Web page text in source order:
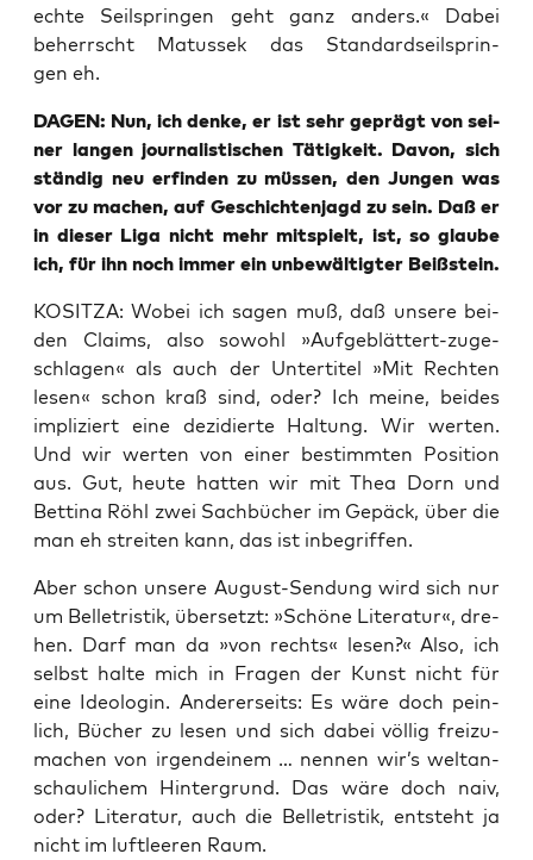
ech­te Seil­sprin­gen geht ganz anders.« Dabei
beherrscht Matus­sek das Stan­dard­seil­sprin­
gen eh.
DAGEN: Nun, ich den­ke, er ist sehr geprägt von sei­
ner lan­gen jour­na­lis­ti­schen Tätig­keit. Davon, sich
stän­dig neu erfin­den zu müs­sen, den Jun­gen was
vor zu machen, auf Geschich­ten­jagd zu sein. Daß er
in die­ser Liga nicht mehr mit­spielt, ist, so glau­be
ich, für ihn noch immer ein unbe­wäl­tig­ter Beißstein.
KOSITZA: Wobei ich sagen muß, daß unse­re bei­
den Claims, also sowohl »Auf­ge­blät­tert-zuge­
schla­gen« als auch der Unter­ti­tel »Mit Rech­ten
lesen« schon kraß sind, oder? Ich mei­ne, bei­des
impli­ziert eine dezi­dier­te Hal­tung. Wir wer­ten.
Und wir wer­ten von einer bestimm­ten Posi­ti­on
aus. Gut, heu­te hat­ten wir mit Thea Dorn und
Bet­ti­na Röhl zwei Sach­bü­cher im Gepäck, über die
man eh strei­ten kann, das ist inbegriffen.
Aber schon unse­re August-Sen­dung wird sich nur
um Bel­le­tris­tik, über­setzt: »Schö­ne Lite­ra­tur«, dre­
hen. Darf man da »von rechts« lesen?« Also, ich
selbst hal­te mich in Fra­gen der Kunst nicht für
eine Ideo­lo­gin. Ande­rer­seits: Es wäre doch pein­
lich, Bücher zu lesen und sich dabei völ­lig frei­zu­
ma­chen von irgend­ei­nem … nen­nen wir’s welt­an­
schau­li­chem Hin­ter­grund. Das wäre doch naiv,
oder? Lite­ra­tur, auch die Bel­le­tris­tik, ent­steht ja
nicht im luft­lee­ren Raum.